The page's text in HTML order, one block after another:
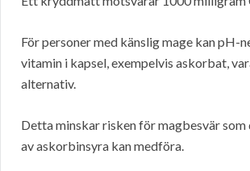
För personer med känslig mage kan pH-
vitamin i kapsel, exempelvis askorbat,
alternativ.
Detta minskar risken för magbesvär som
av askorbinsyra kan medföra.